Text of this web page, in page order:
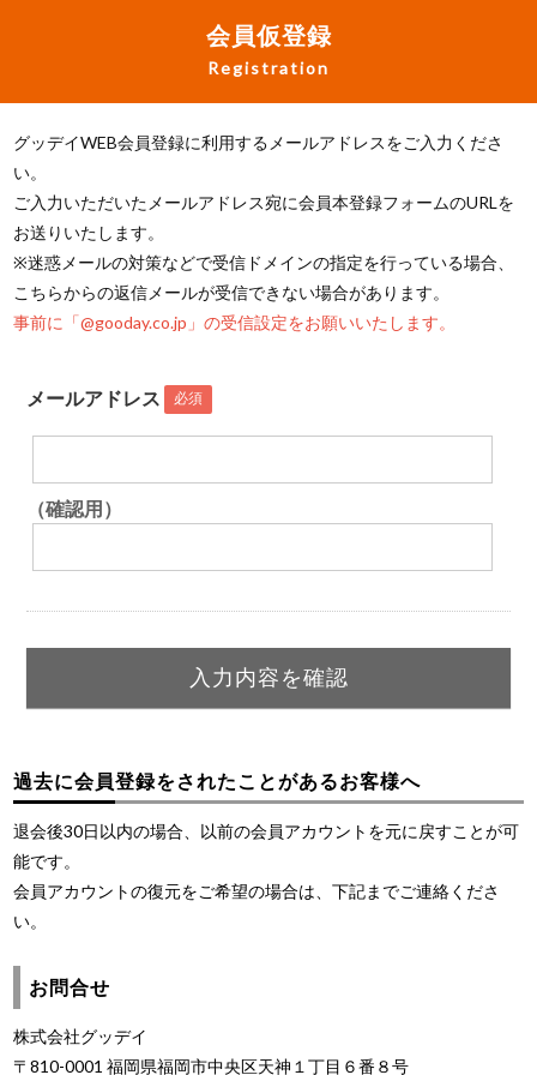
会員仮登録
Registration
グッデイWEB会員登録に利用するメールアドレスをご入力くださ
い。
ご入力いただいたメールアドレス宛に会員本登録フォームのURLを
お送りいたします。
※迷惑メールの対策などで受信ドメインの指定を行っている場合、
こちらからの返信メールが受信できない場合があります。
事前に「@gooday.co.jp」の受信設定をお願いいたします。
メールアドレス 必須
（確認用）
過去に会員登録をされたことがあるお客様へ
退会後30日以内の場合、以前の会員アカウントを元に戻すことが可
能です。
会員アカウントの復元をご希望の場合は、下記までご連絡くださ
い。
お問合せ
株式会社グッデイ
〒810-0001 福岡県福岡市中央区天神１丁目６番８号